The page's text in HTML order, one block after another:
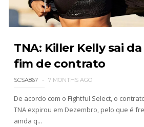
Throwback: Bret "The
Perfect: SummerSlam 1991 -
Championship Match
Jul 26 2026
Lucha Libre AAA: Verano De
AEW Collision 25 JULY 2026
TNA: Killer Kelly sai
fim de contrato
SCSA867 7 MONTHS AGO
De acordo com o Fightful Select, o
TNA expirou em Dezembro, pelo que é
ainda q...